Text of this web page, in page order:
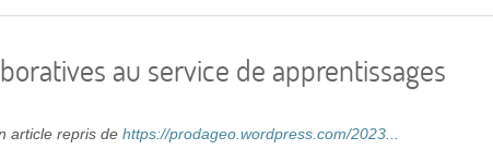
au service de apprentissages
article repris dehttps://prodageo.wordpress.com/2023...